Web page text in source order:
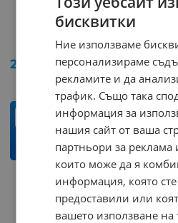
Термостат 160C-180C
Арт.№: 24068
2.81 / 5.50 лв.
бр.
КУПИ
бисквитки
Ние използваме
персонализираме
рекламите и да
трафик. Също така
информация за
нашия сайт от ваша
партньори за реклама
които може да я
информация, която
предоставили или
вашето използване на